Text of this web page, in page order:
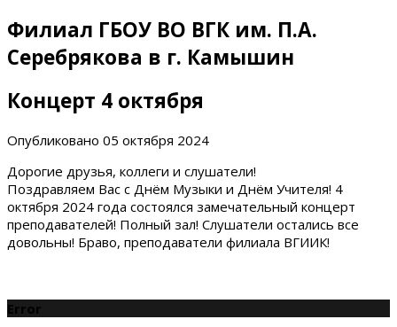
Филиал ГБОУ ВО ВГК им. П.А.
Серебрякова в г. Камышин
Концерт 4 октября
Опубликовано 05 октября 2024
Дорогие друзья, коллеги и слушатели!
Поздравляем Вас с Днëм Музыки и Днём Учителя! 4
октября 2024 года состоялся замечательный концерт
преподавателей! Полный зал! Слушатели остались все
довольны! Браво, преподаватели филиала ВГИИК!
Error